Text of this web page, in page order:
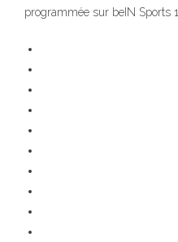
programmée sur beIN Sports 1.